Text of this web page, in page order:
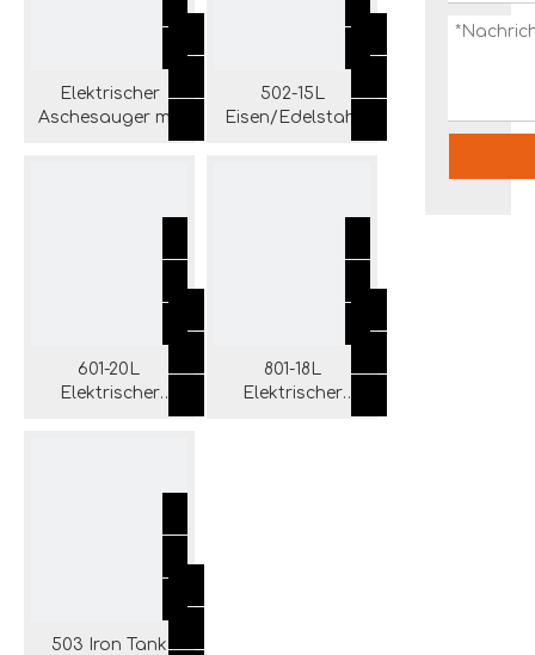
Elektrischer
Aschesauger mit
502-15L
Eisen/Edelstahl
Tank Elektrischer
601-20L
Elektrischer
Aschesauger mit
801-18L
Elektrischer
Aschesauger mit
503 Iron Tank